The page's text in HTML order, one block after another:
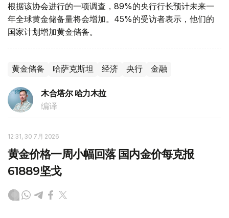
根据该协会进行的一项调查，89%的央行行长预计未来一
年全球黄金储备量将会增加。45%的受访者表示，他们的
国家计划增加黄金储备。
黄金储备 哈萨克斯坦 经济 央行 金融
木合塔尔 哈力木拉
编译
12:31, 30 7月 2026
黄金价格一周小幅回落 国内金价每克报
61889坚戈